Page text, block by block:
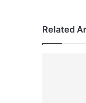
Related